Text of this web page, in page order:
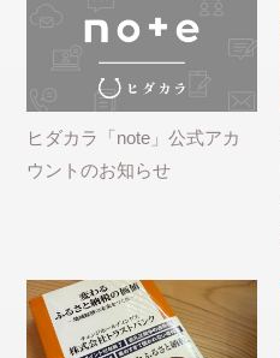
ヒダカラ「note」公式アカ
ウントのお知らせ